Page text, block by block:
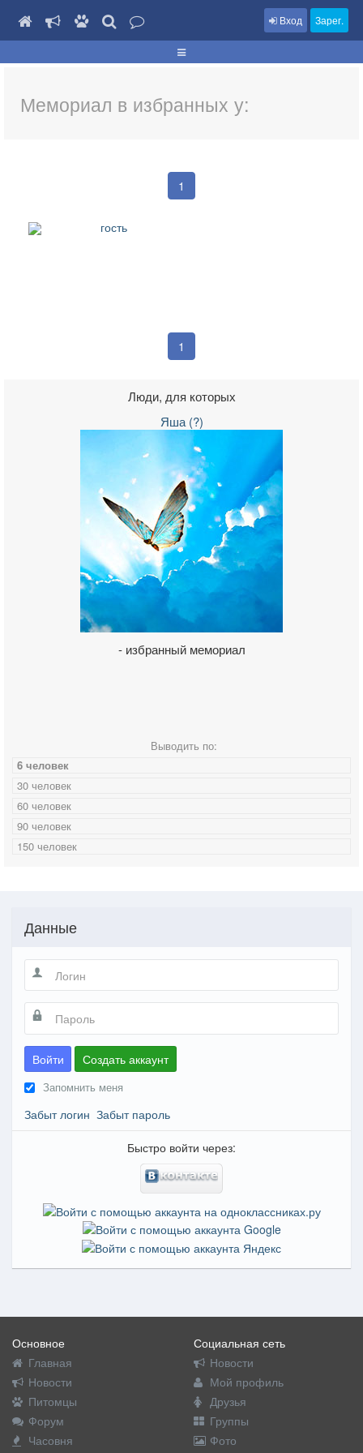
Вход Зарег.
Мемориал в избранных у:
1
гость
1
Люди, для которых
Яша (?)
- избранный мемориал
Выводить по:
6 человек
30 человек
60 человек
90 человек
150 человек
Данные
Войти Создать аккаунт
Запомнить меня
Забыт логин Забыт пароль
Быстро войти через:
Основное
Главная
Новости
Питомцы
Форум
Часовня
Социальная сеть
Новости
Мой профиль
Друзья
Группы
Фото